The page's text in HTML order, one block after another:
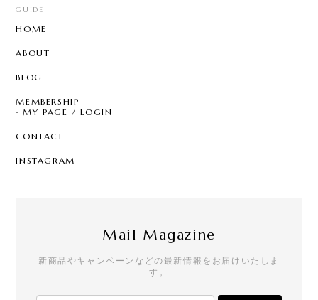
GUIDE
HOME
ABOUT
BLOG
MEMBERSHIP
MY PAGE / LOGIN
CONTACT
INSTAGRAM
Mail Magazine
新商品やキャンペーンなどの最新情報をお届けいたしま
す。